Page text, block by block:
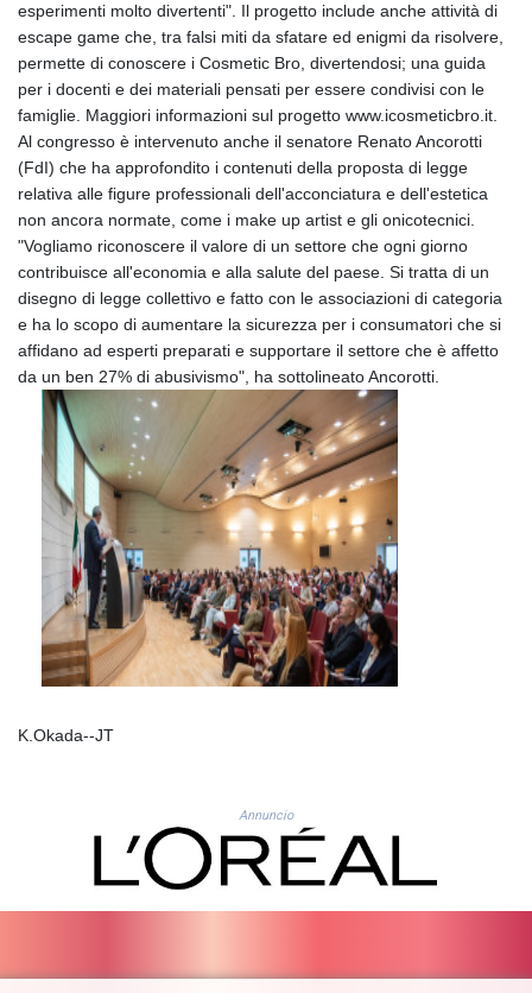
LYD 7.358849
MAD 10.757887
MGA
4982.944983
MNT
MOP 9.34149
MUR 54.396619
MVR 17.862733
MWK
2008.207995
MXN 19.811776
MYR 4.728715
MZN 73.882892
NAD 18.78764
NGN
1577.963717
NIO 42.540713
NOK 10.99759
NPR 176.001898
NZD 1.961547
PHP 70.183258
PKR 321.178758
PLN 4.299905
PYG
6873.802279
esperimenti molto divertenti". Il progetto include anche attività di
escape game che, tra falsi miti da sfatare ed enigmi da risolvere,
permette di conoscere i Cosmetic Bro, divertendosi; una guida
per i docenti e dei materiali pensati per essere condivisi con le
famiglie. Maggiori informazioni sul progetto www.icosmeticbro.it.
Al congresso è intervenuto anche il senatore Renato Ancorotti
(FdI) che ha approfondito i contenuti della proposta di legge
relativa alle figure professionali dell'acconciatura e dell'estetica
non ancora normate, come i make up artist e gli onicotecnici.
"Vogliamo riconoscere il valore di un settore che ogni giorno
contribuisce all'economia e alla salute del paese. Si tratta di un
disegno di legge collettivo e fatto con le associazioni di categoria
e ha lo scopo di aumentare la sicurezza per i consumatori che si
affidano ad esperti preparati e supportare il settore che è affetto
da un ben 27% di abusivismo", ha sottolineato Ancorotti.
K.Okada--JT
Annuncio